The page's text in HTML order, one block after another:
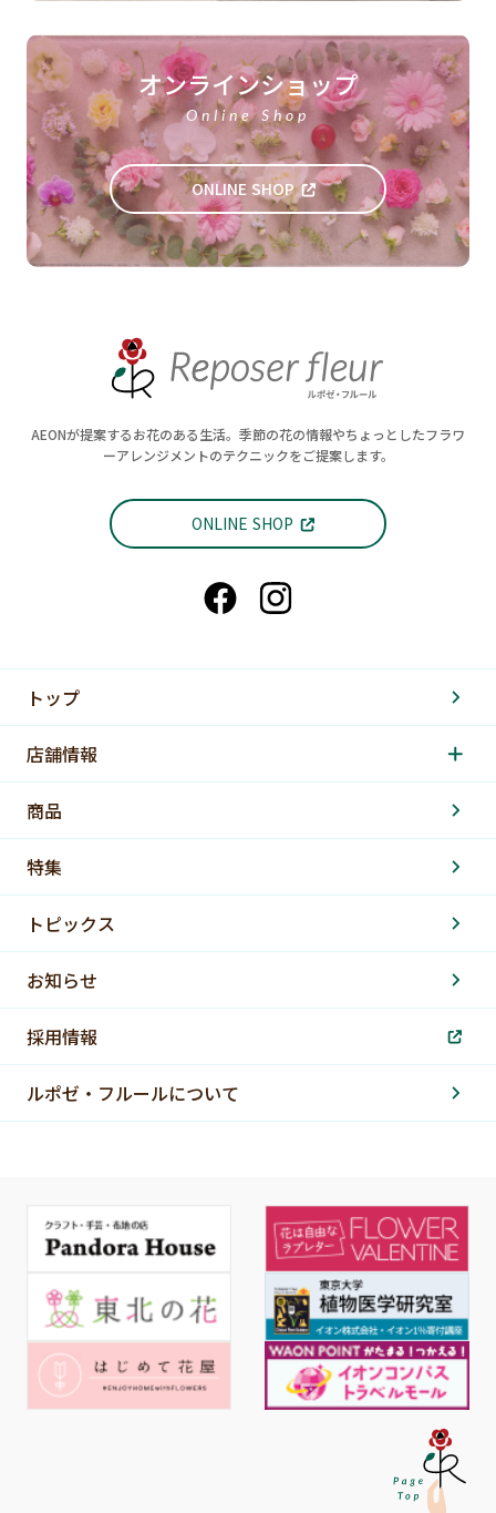
オンラインショップ
Online Shop
ONLINE SHOP
AEONが提案するお花のある生活。季節の花の情報やちょっとしたフラワ
ーアレンジメントのテクニックをご提案します。
ONLINE SHOP
トップ
店舗情報
商品
特集
トピックス
お知らせ
採用情報
ルポゼ・フルールについて